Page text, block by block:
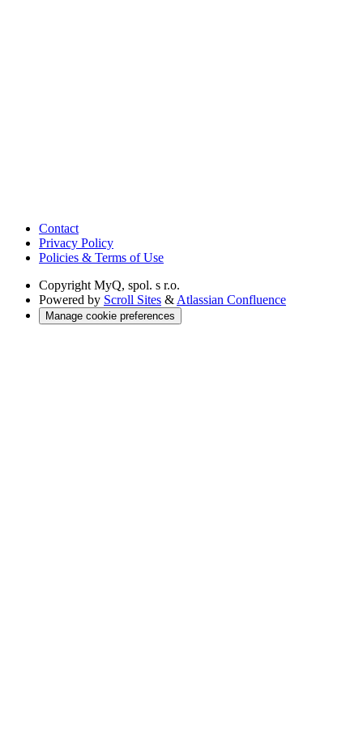
Contact
Privacy Policy
Policies & Terms of Use
Copyright MyQ, spol. s r.o.
Powered by Scroll Sites &Atlassian Confluence
Manage cookie preferences